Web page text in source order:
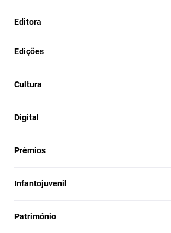
Editora
Edições
Cultura
Digital
Prémios
Infantojuvenil
Património